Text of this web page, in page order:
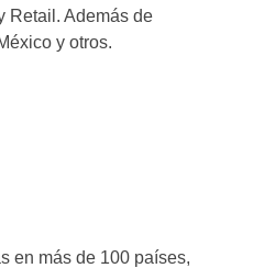
Retail. Además de
y otros.
en más de 100 países,